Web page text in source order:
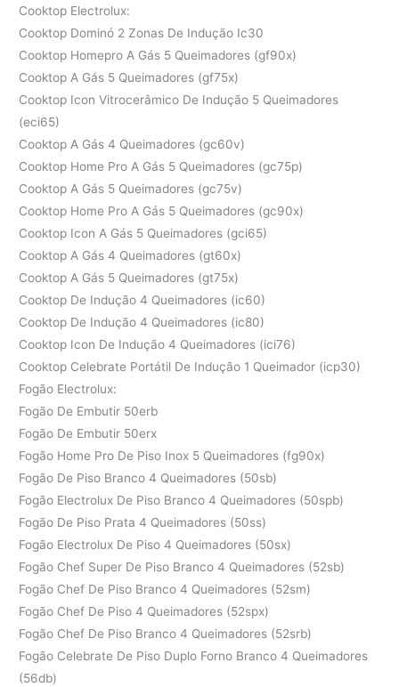
Cooktop Electrolux:
Cooktop Dominó 2 Zonas De Indução Ic30
Cooktop Homepro A Gás 5 Queimadores (gf90x)
Cooktop A Gás 5 Queimadores (gf75x)
Cooktop Icon Vitrocerâmico De Indução 5 Queimadores
(eci65)
Cooktop A Gás 4 Queimadores (gc60v)
Cooktop Home Pro A Gás 5 Queimadores (gc75p)
Cooktop A Gás 5 Queimadores (gc75v)
Cooktop Home Pro A Gás 5 Queimadores (gc90x)
Cooktop Icon A Gás 5 Queimadores (gci65)
Cooktop A Gás 4 Queimadores (gt60x)
Cooktop A Gás 5 Queimadores (gt75x)
Cooktop De Indução 4 Queimadores (ic60)
Cooktop De Indução 4 Queimadores (ic80)
Cooktop Icon De Indução 4 Queimadores (ici76)
Cooktop Celebrate Portátil De Indução 1 Queimador (icp30)
Fogão Electrolux:
Fogão De Embutir 50erb
Fogão De Embutir 50erx
Fogão Home Pro De Piso Inox 5 Queimadores (fg90x)
Fogão De Piso Branco 4 Queimadores (50sb)
Fogão Electrolux De Piso Branco 4 Queimadores (50spb)
Fogão De Piso Prata 4 Queimadores (50ss)
Fogão Electrolux De Piso 4 Queimadores (50sx)
Fogão Chef Super De Piso Branco 4 Queimadores (52sb)
Fogão Chef De Piso Branco 4 Queimadores (52sm)
Fogão Chef De Piso 4 Queimadores (52spx)
Fogão Chef De Piso Branco 4 Queimadores (52srb)
Fogão Celebrate De Piso Duplo Forno Branco 4 Queimadores
(56db)